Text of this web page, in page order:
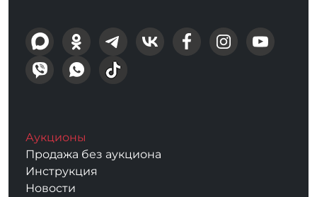
Аукционы
Продажа без аукциона
Инструкция
Новости